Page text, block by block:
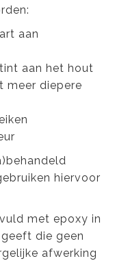
aan
aan het hout
meer diepere
hiervoor
met epoxy in
die geen
afwerking